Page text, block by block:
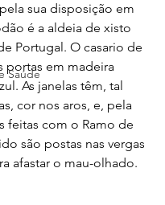
Saúde
sua disposição em
é a aldeia de xisto
Portugal. O casario de
portas em madeira
As janelas têm, tal
cor nos aros, e, pela
feitas com o Ramo de
são postas nas vergas
afastar o mau-olhado.